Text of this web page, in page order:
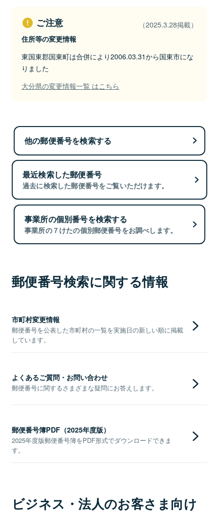
ご注意 （2025.3.28掲載）
住所等の変更情報
東国東郡国東町は合併により2006.03.31から国東市にな
りました
大分県の変更情報一覧 はこちら
他の郵便番号を検索する
最近検索した郵便番号
過去に検索した郵便番号をご覧いただけます。
事業所の個別番号を検索する
事業所の７けたの個別郵便番号をお調べします。
郵便番号検索に関する情報
市町村変更情報
郵便番号を公表した市町村の一覧を実施日の新しい順に掲載
しています。
よくあるご質問・お問い合わせ
郵便番号に関するさまざまな疑問にお答えします。
郵便番号簿PDF（2025年度版）
2025年度版郵便番号簿をPDF形式でダウンロードできま
す。
ビジネス・法人のお客さま向け